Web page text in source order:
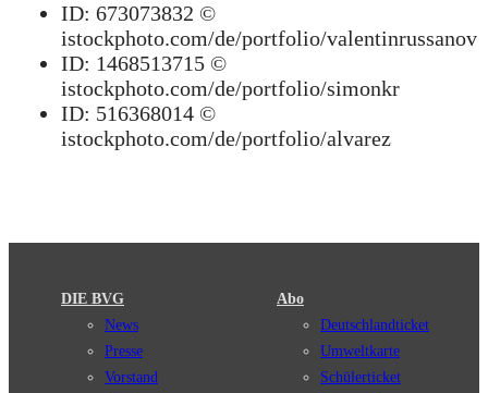
ID: 673073832 ©
istockphoto.com/de/portfolio/valentinrussanov
ID: 1468513715 ©
istockphoto.com/de/portfolio/simonkr
ID: 516368014 ©
istockphoto.com/de/portfolio/alvarez
DIE BVG
News
Presse
Vorstand
Abo
Deutschlandticket
Umweltkarte
Schülerticket